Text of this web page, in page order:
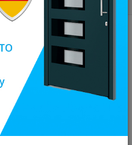
100x150 cm, jednokřídlé, bílé,
cm,
7000